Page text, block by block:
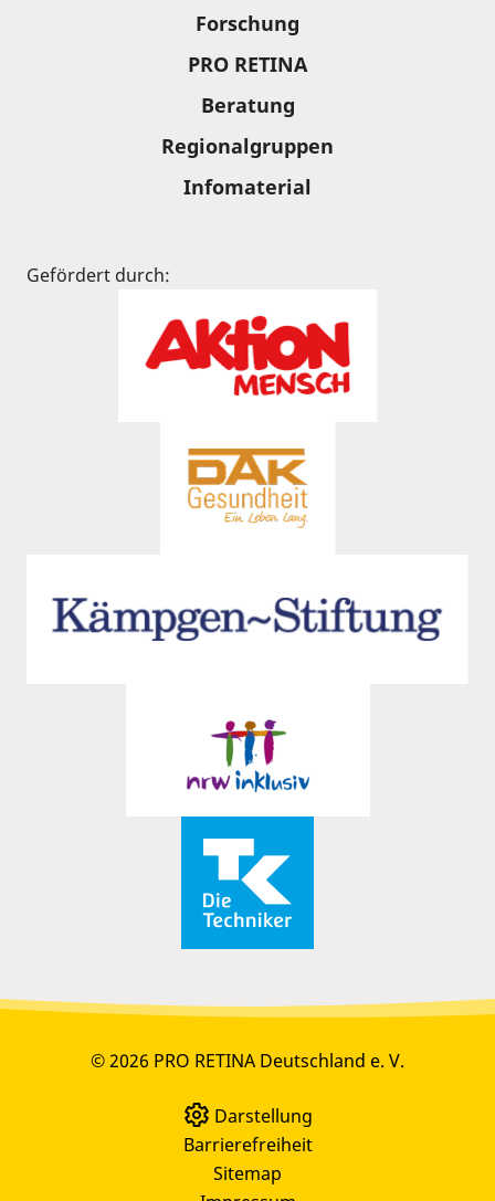
Forschung
PRO RETINA
Beratung
Regionalgruppen
Infomaterial
Gefördert durch:
© 2026 PRO RETINA Deutschland e. V.
Darstellung
Barrierefreiheit
Sitemap